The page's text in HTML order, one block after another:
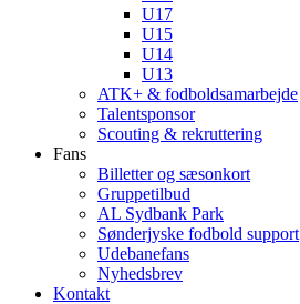
U17
U15
U14
U13
ATK+ & fodboldsamarbejde
Talentsponsor
Scouting & rekruttering
Fans
Billetter og sæsonkort
Gruppetilbud
AL Sydbank Park
Sønderjyske fodbold support
Udebanefans
Nyhedsbrev
Kontakt